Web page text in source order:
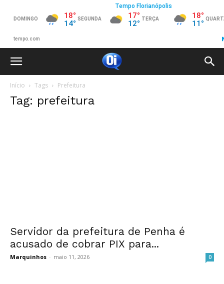
Início Tags Prefeitura
Tag: prefeitura
Servidor da prefeitura de Penha é
acusado de cobrar PIX para...
Marquinhos - maio 11, 2026 0